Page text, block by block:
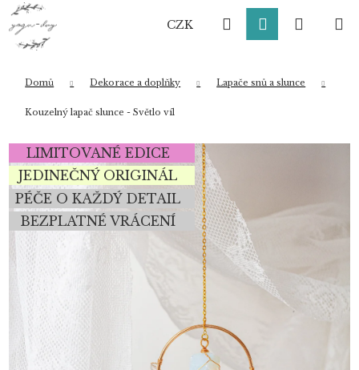
Přejít
obsah
CZK HledatPřihlášení
Domů Dekorace a doplňky Lapače snů a slunce
Kouzelný lapač slunce - Světlo víl
LIMITOVANÉ EDICE
JEDINEČNÝ ORIGINÁL
PÉČE O KAŽDÝ DETAIL
BEZPLATNÉ VRÁCENÍ
K
o
Zpět
Zpět
Co potřebujete najít?
Doporučujeme